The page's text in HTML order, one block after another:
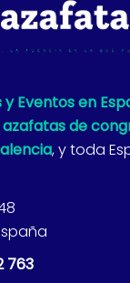
Eventos en
azafatas de
, y toda
763